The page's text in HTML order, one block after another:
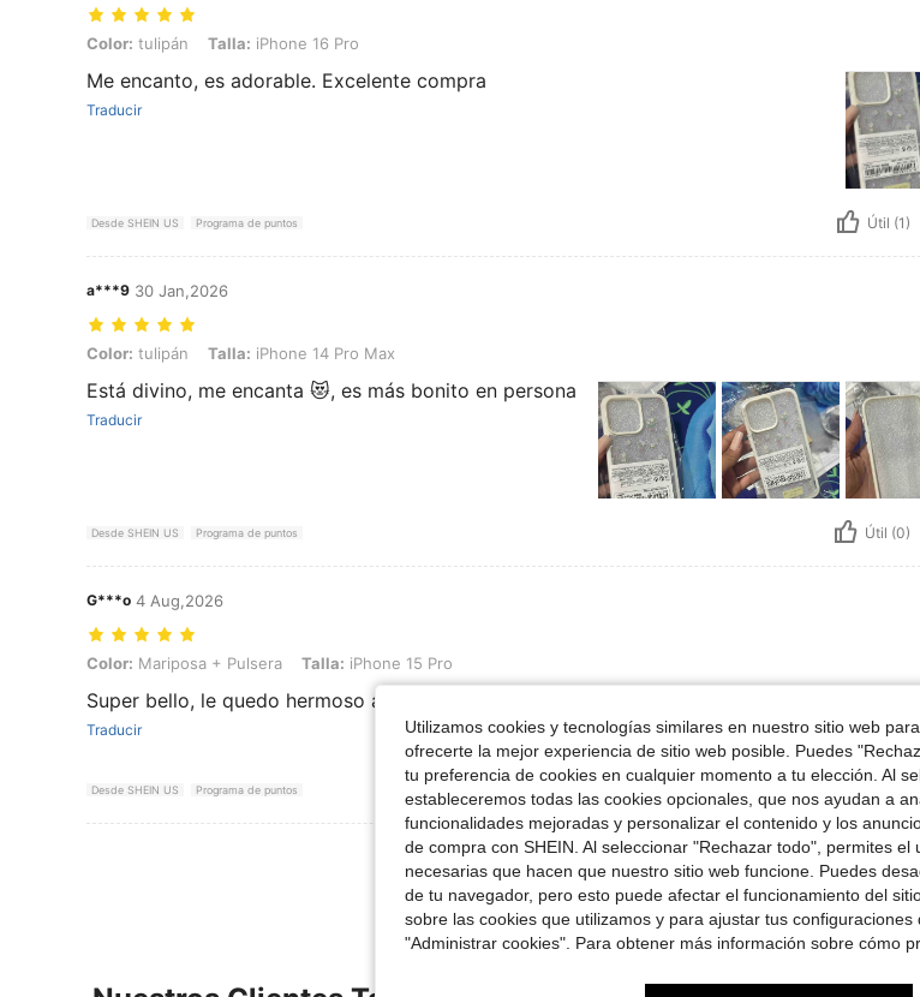
Color: tulipán, Talla: iPhone 16 Pro
Color: tulipán Talla: iPhone 16 Pro
Me encanto, es adorable. Excelente compra
Traducir
Desde SHEIN US Programa de puntos Útil (1)
a***9 30 Jan,2026
Color: tulipán, Talla: iPhone 14 Pro Max
Color: tulipán Talla: iPhone 14 Pro Max
Está divino, me encanta 😻, es más bonito en persona
Traducir
Desde SHEIN US Programa de puntos Útil (0)
G***o 4 Aug,2026
Color: Mariposa + Pulsera, Talla: iPhone 15 Pro
Color: Mariposa + Pulsera Talla: iPhone 15 Pro
Super bello, le quedo hermoso a mi telefono.
Traducir
Desde SHEIN US Programa de puntos
Ver Más Reseñas
Utilizamos cookies y tecnologías similares en nuestro sitio web
ofrecerte la mejor experiencia de sitio web posible. Puedes
tu preferencia de cookies en cualquier momento a tu elección. Al
estableceremos todas las cookies opcionales, que nos ayudan a
funcionalidades mejoradas y personalizar el contenido y los
de compra con SHEIN. Al seleccionar "Rechazar todo", permites el
necesarias que hacen que nuestro sitio web funcione. Puedes
de tu navegador, pero esto puede afectar el funcionamiento del
sobre las cookies que utilizamos y para ajustar tus
"Administrar cookies". Para obtener más información sobre cómo